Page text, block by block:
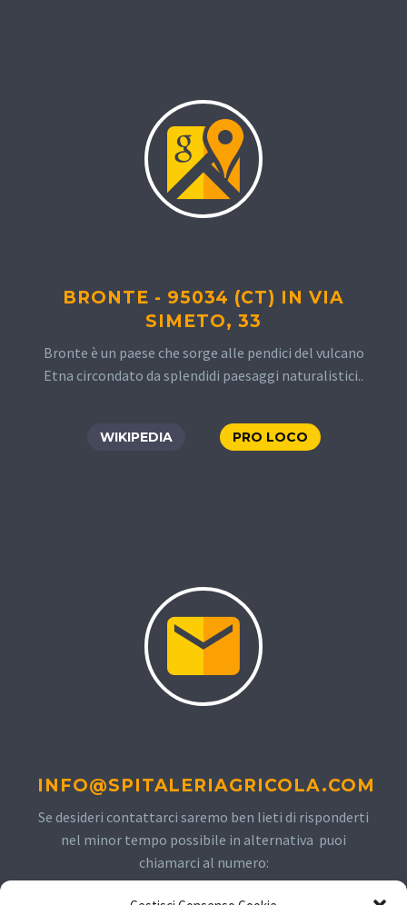
BRONTE - 95034 (CT) IN VIA
SIMETO, 33
Bronte è un paese che sorge alle pendici del vulcano
Etna circondato da splendidi paesaggi naturalistici..
WIKIPEDIA PRO LOCO
INFO@SPITALERIAGRICOLA.COM
Se desideri contattarci saremo ben lieti di risponderti
nel minor tempo possibile in alternativa puoi
chiamarci al numero: